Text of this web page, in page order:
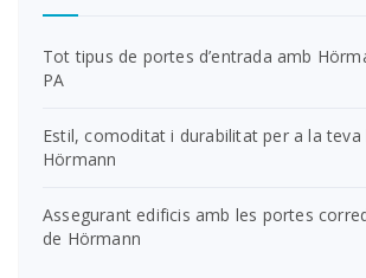
Tot tipus de portes d’entrada amb
PA
Estil, comoditat i durabilitat per a la teva
Hörmann
Assegurant edificis amb les portes
de Hörmann